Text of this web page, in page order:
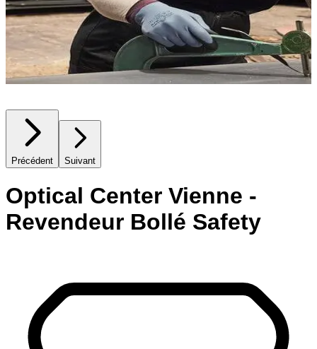
Précédent Suivant
Optical Center Vienne -
Revendeur Bollé Safety